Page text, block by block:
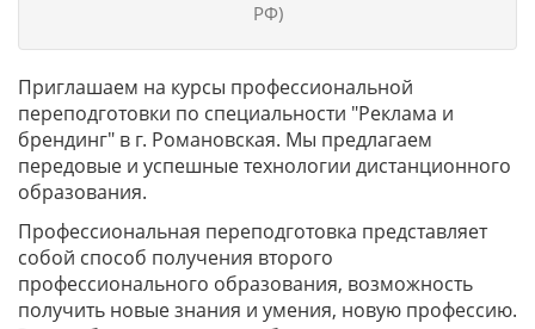
РФ)
Приглашаем на курсы профессиональной
переподготовки по специальности "Реклама и
брендинг" в г. Романовская. Мы предлагаем
передовые и успешные технологии дистанционного
образования.
Профессиональная переподготовка представляет
собой способ получения второго
профессионального образования, возможность
получить новые знания и умения, новую профессию.